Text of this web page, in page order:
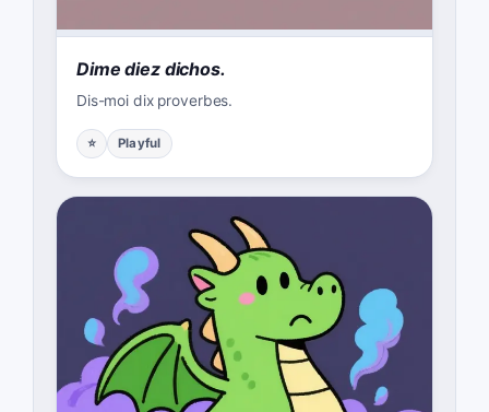
Dime diez dichos.
Dis-moi dix proverbes.
⭐ Playful